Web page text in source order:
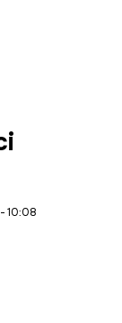
10:08